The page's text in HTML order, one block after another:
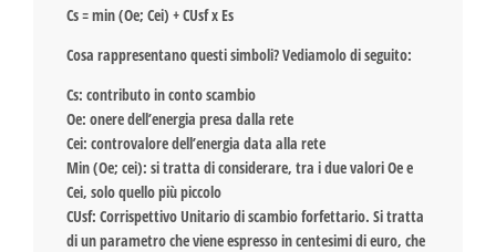
Cs = min (Oe; Cei) + CUsf x Es
Cosa rappresentano questi simboli? Vediamolo di seguito:
Cs: contributo in conto scambio
Oe: onere dell’energia presa dalla rete
Cei: controvalore dell’energia data alla rete
Min (Oe; cei): si tratta di considerare, tra i due valori Oe e
Cei, solo quello più piccolo
CUsf: Corrispettivo Unitario di scambio forfettario. Si tratta
di un parametro che viene espresso in centesimi di euro, che